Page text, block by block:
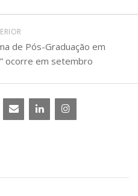
de Pós-Graduação em
ocorre em setembro